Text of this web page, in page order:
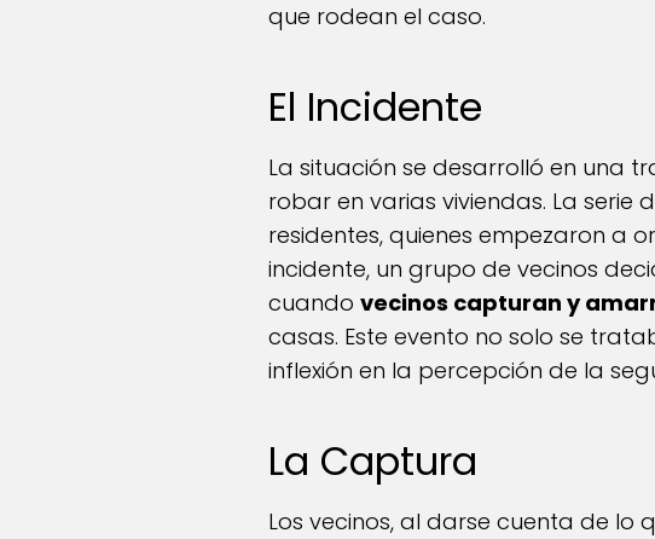
que rodean el caso.
El Incidente
La situación se desarrolló en una
robar en varias viviendas. La
residentes, quienes empezaron a
incidente, un grupo de vecinos
cuando vecinos capturan y
casas. Este evento no solo se
inflexión en la percepción de la
La Captura
Los vecinos, al darse cuenta de